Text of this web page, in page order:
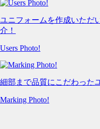
ユニフォームを作成いただ
介！
Users Photo!
細部まで品質にこだわった
Marking Photo!